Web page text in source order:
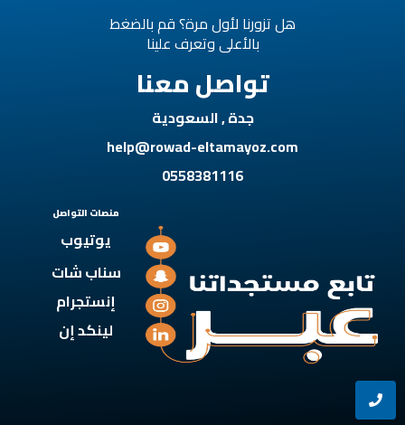
هل تزورنا لأول مرة؟ قم بالضغط
بالأعلى وتعرف علينا
تواصل معنا
جدة , السعودية
help@rowad-eltamayoz.com
0558381116
منصات التواصل
يوتيوب
سناب شات
إنستجرام
لينكد إن